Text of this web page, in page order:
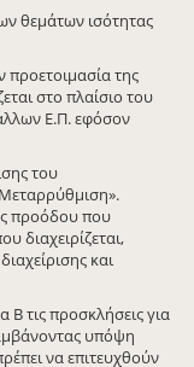
θεμάτων ισότητας
προετοιμασία της
στο πλαίσιο του
Ε.Π. εφόσον
του
προόδου που
διαχειρίζεται,
και
τις προσκλήσεις για
υπόψη
να επιτευχθούν